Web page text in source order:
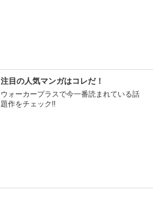
注目の人気マンガはコレだ！
ウォーカープラスで今一番読まれている話
題作をチェック!!